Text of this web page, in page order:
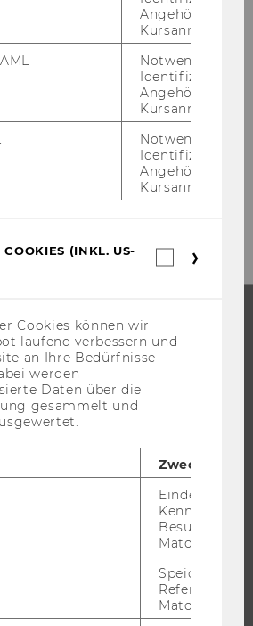
UND STUDIENINTERESSIERTE
Angehörige/r für
Kursanmeldung.
Notwendig zur
Identifizierung
Angehörige/r für
Kursanmeldung.
Notwendig zur
Identifizierung
Angehörige/r für
Kursanmeldung.
COOKIES (INKL. US-
Cookies können wir
laufend verbessern und
an Ihre Bedürfnisse
werden
Daten über die
gesammelt und
Zweck
Eindeutige
Besuchers
Matomo.
Speicherung
Referrers
Matomo.